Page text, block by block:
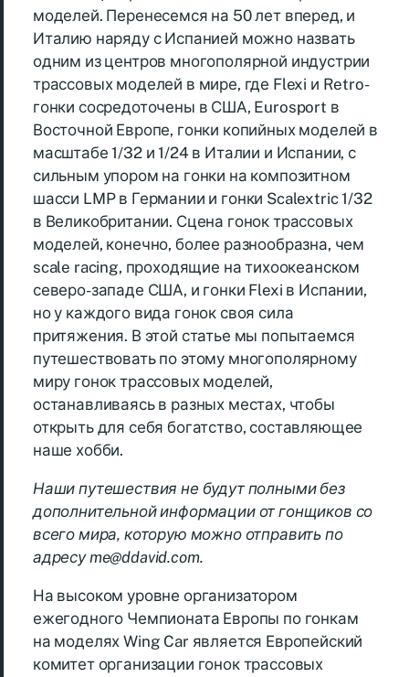
моделей. Перенесемся на 50 лет вперед, и
Италию наряду с Испанией можно назвать
одним из центров многополярной индустрии
трассовых моделей в мире, где Flexi и Retro-
гонки сосредоточены в США, Eurosport в
Восточной Европе, гонки копийных моделей в
масштабе 1/32 и 1/24 в Италии и Испании, с
сильным упором на гонки на композитном
шасси LMP в Германии и гонки Scalextric 1/32
в Великобритании. Сцена гонок трассовых
моделей, конечно, более разнообразна, чем
scale racing, проходящие на тихоокеанском
северо-западе США, и гонки Flexi в Испании,
но у каждого вида гонок своя сила
притяжения. В этой статье мы попытаемся
путешествовать по этому многополярному
миру гонок трассовых моделей,
останавливаясь в разных местах, чтобы
открыть для себя богатство, составляющее
наше хобби.
Наши путешествия не будут полными без
дополнительной информации от гонщиков со
всего мира, которую можно отправить по
адресу me@ddavid.com.
На высоком уровне организатором
ежегодного Чемпионата Европы по гонкам
на моделях Wing Car является Европейский
комитет организации гонок трассовых